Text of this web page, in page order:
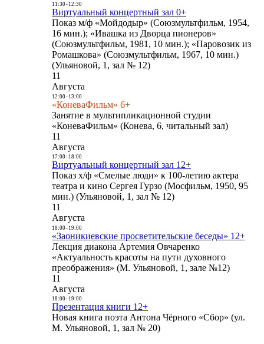
11:30- 12:30
Виртуальный концертный зал 0+
Показ м/ф «Мойдодыр» (Союзмультфильм, 1954,
16 мин.); «Ивашка из Дворца пионеров»
(Союзмультфильм, 1981, 10 мин.); «Паровозик из
Ромашкова» (Союзмультфильм, 1967, 10 мин.)
(Ульяновой, 1, зал № 12)
11
Августа
12:00- 13:00
«КоневаФильм» 6+
Занятие в мультипликационной студии
«КоневаФильм» (Конева, 6, читальный зал)
11
Августа
17:00- 18:00
Виртуальный концертный зал 12+
Показ х/ф «Смелые люди» к 100-летию актера
театра и кино Сергея Гурзо (Мосфильм, 1950, 95
мин.) (Ульяновой, 1, зал № 12)
11
Августа
18:00- 19:00
«Заоникиевские просветительские беседы» 12+
Лекция диакона Артемия Овчаренко
«Актуальность красоты на пути духовного
преображения» (М. Ульяновой, 1, зале №12)
11
Августа
18:00- 19:00
Презентация книги 12+
Новая книга поэта Антона Чёрного «Сбор» (ул.
М. Ульяновой, 1, зал № 20)